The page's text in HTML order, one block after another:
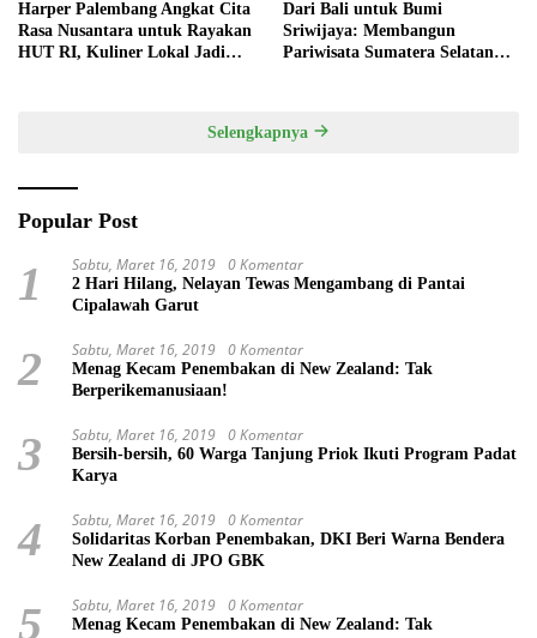
Harper Palembang Angkat Cita
Rasa Nusantara untuk Rayakan
HUT RI, Kuliner Lokal Jadi
Dari Bali untuk Bumi
Sriwijaya: Membangun
Pariwisata Sumatera Selatan
Selengkapnya
Popular Post
1 Sabtu, Maret 16, 2019 0 Komentar
2 Hari Hilang, Nelayan Tewas Mengambang di Pantai
Cipalawah Garut
2 Sabtu, Maret 16, 2019 0 Komentar
Menag Kecam Penembakan di New Zealand: Tak
Berperikemanusiaan!
3 Sabtu, Maret 16, 2019 0 Komentar
Bersih-bersih, 60 Warga Tanjung Priok Ikuti Program Padat
Karya
4 Sabtu, Maret 16, 2019 0 Komentar
Solidaritas Korban Penembakan, DKI Beri Warna Bendera
New Zealand di JPO GBK
5 Sabtu, Maret 16, 2019 0 Komentar
Menag Kecam Penembakan di New Zealand: Tak